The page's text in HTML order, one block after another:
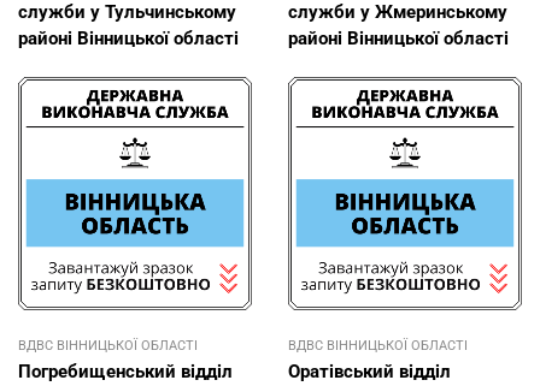
служби у Тульчинському
районі Вінницької області
служби у Жмеринському
районі Вінницької області
ВДВС ВІННИЦЬКОЇ ОБЛАСТІ
Погребищенський відділ
ВДВС ВІННИЦЬКОЇ ОБЛАСТІ
Оратівський відділ